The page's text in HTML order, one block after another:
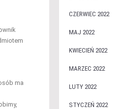
ma
CZERWIEC 2022
MAJ 2022
KWIECIEŃ 2022
MARZEC 2022
LUTY 2022
STYCZEŃ 2022